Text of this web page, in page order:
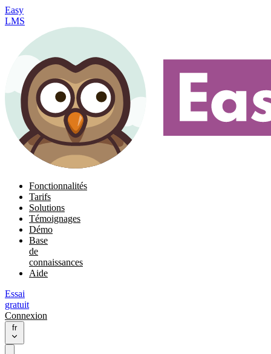
Easy
LMS
Fonctionnalités
Tarifs
Solutions
Témoignages
Démo
Base
de
connaissances
Aide
Essai
gratuit
Connexion
fr